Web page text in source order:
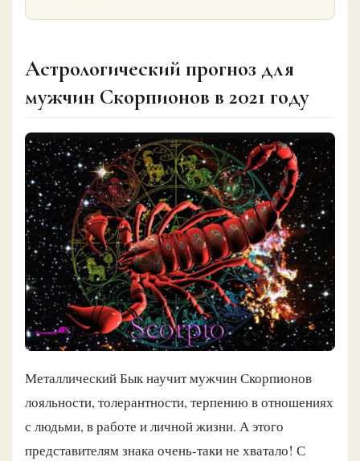
Астрологический прогноз для
мужчин Скорпионов в 2021 году
Металлический Бык научит мужчин Скорпионов
лояльности, толерантности, терпению в отношениях
с людьми, в работе и личной жизни. А этого
представителям знака очень-таки не хватало! С